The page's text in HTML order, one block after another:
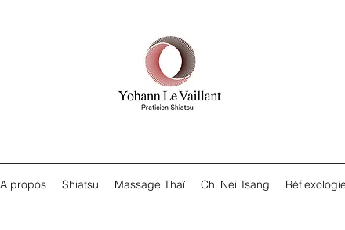
A propos Shiatsu Massage Thaï Chi Nei Tsang